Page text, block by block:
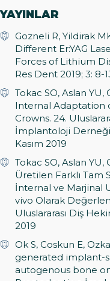
YAYINLAR
Gozneli R, Yildirak
Different Er:YAG
Forces of Lithium
Res Dent 2019; 3: 8-
Tokac SO, Aslan
Internal Adaptation
Crowns. 24.
İmplantoloji
Kasım 2019
Tokac SO, Aslan
Üretilen Farklı Tam
İnternal ve Marjinal
vivo Olarak
Uluslararası Diş
2019
Ok S, Coskun E,
generated implant-
autogenous bone